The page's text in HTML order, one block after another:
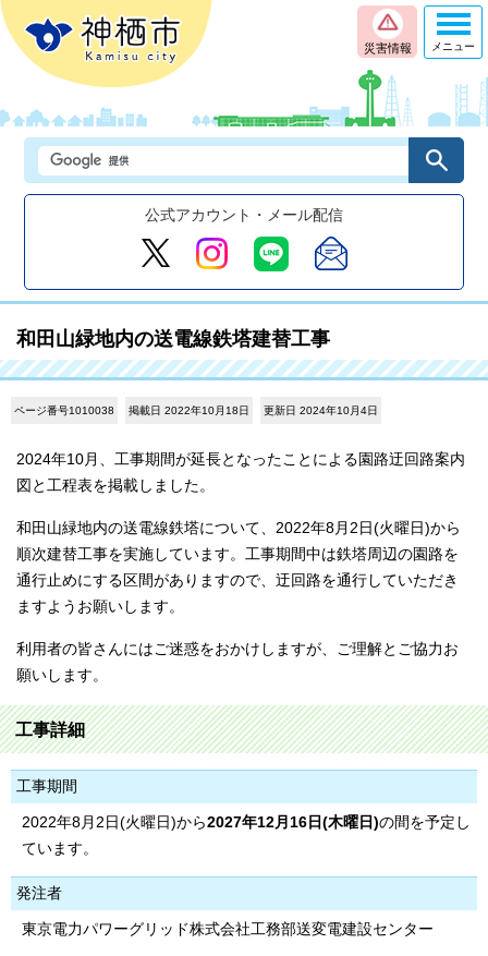
災害情報
公式アカウント・メール配信
メニュー
和田山緑地内の送電線鉄塔建替工事
ページ番号1010038 掲載日 2022年10月18日 更新日 2024年10月4日
2024年10月、工事期間が延長となったことによる園路迂回路案内
図と工程表を掲載しました。
和田山緑地内の送電線鉄塔について、2022年8月2日(火曜日)から
順次建替工事を実施しています。工事期間中は鉄塔周辺の園路を
通行止めにする区間がありますので、迂回路を通行していただき
ますようお願いします。
利用者の皆さんにはご迷惑をおかけしますが、ご理解とご協力お
願いします。
工事詳細
工事期間
2022年8月2日(火曜日)から2027年12月16日(木曜日)の間を予定し
ています。
発注者
東京電力パワーグリッド株式会社工務部送変電建設センター